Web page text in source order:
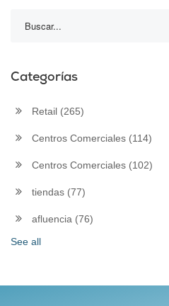
Categorías
Retail (265)
Centros Comerciales (114)
Centros Comerciales (102)
tiendas (77)
afluencia (76)
See all